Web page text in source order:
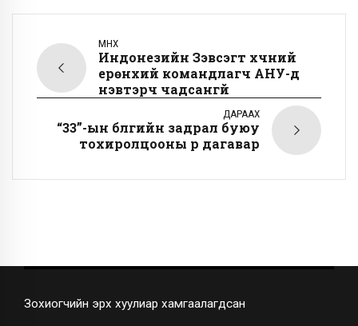
ӨМНӨХ
Индонезийн Зэвсэгт хүчний
ерөнхий командлагч АНУ-д
нэвтэрч чадсангүй
ДАРААХ
“33”-ын бүлгийн задрал буюу
тохиролцооны үр дагавар
Зохиогчийн эрх хуулиар хамгаалагдсан